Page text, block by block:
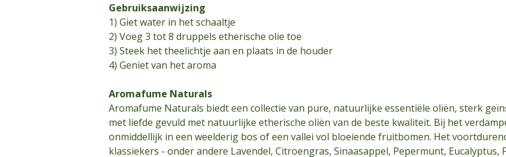
Gebruiksaanwijzing
1) Giet water in het schaaltje
2) Voeg 3 tot 8 druppels etherische olie toe
3) Steek het theelichtje aan en plaats in de houder
4) Geniet van het aroma
Aromafume Naturals
Aromafume Naturals biedt een collectie van pure, natuurlijke essentiële oliën, sterk
met liefde gevuld met natuurlijke etherische oliën van de beste kwaliteit. Bij het
onmiddellijk in een weelderig bos of een vallei vol bloeiende fruitbomen. Het
klassiekers - onder andere Lavendel, Citroengras, Sinaasappel, Pepermunt, Eucalyptus,